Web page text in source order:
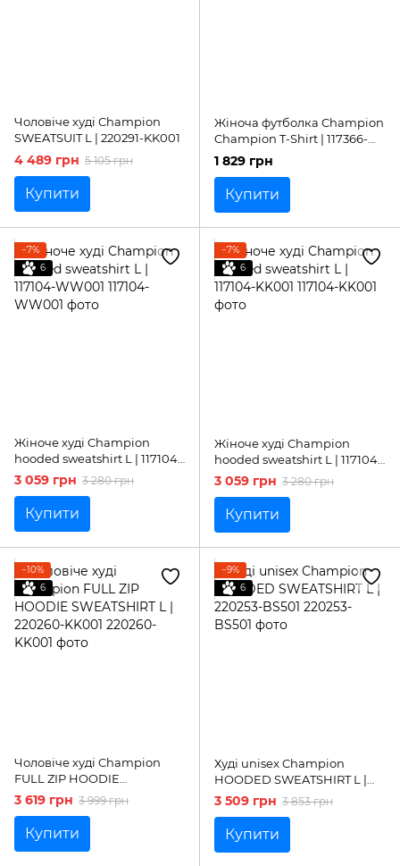
Чоловіче худі Champion
SWEATSUIT L | 220291-KK001
4 489 грн 5 105 грн
Купити
Жіноча футболка Champion
Champion T-Shirt | 117366-
YS137
1 829 грн
Купити
−7%
6
Жіноче худі Champion
hooded sweatshirt L | 117104-
WW001
3 059 грн 3 280 грн
Купити
−7%
6
Жіноче худі Champion
hooded sweatshirt L | 117104-
KK001
3 059 грн 3 280 грн
Купити
−10%
6
Чоловіче худі Champion
FULL ZIP HOODIE
SWEATSHIRT L | 220260-
3 619 грн 3 999 грн
Купити
−9%
6
Худі unisex Champion
HOODED SWEATSHIRT L |
220253-BS501
3 509 грн 3 853 грн
Купити